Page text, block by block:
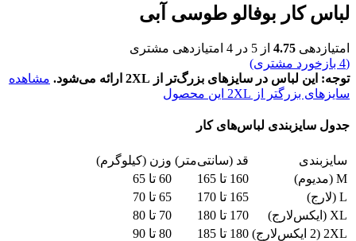
لباس کار بوفالو طوسی آبی
امتیازدهی 4.75 از 5 در 4 امتیازدهی مشتری
(
4 بازخورد مشتری)
توجه: این لباس در سایزهای بزرگ‌تر از 2XL ارائه می‌شود.
مشاهده
سایزهای بزرگتر از 2XL این محصول
جدول سایزبندی لباس‌های کار
سایزبندی قد (سانتی‌متر) وزن (کیلوگرم)
M (مدیوم)
160 تا 165
60 تا 65
L (لارج)
165 تا 170
65 تا 70
XL (ایکس‌لارج)
170 تا 180
70 تا 80
2XL (2 ایکس‌لارج)
180 تا 185
80 تا 90